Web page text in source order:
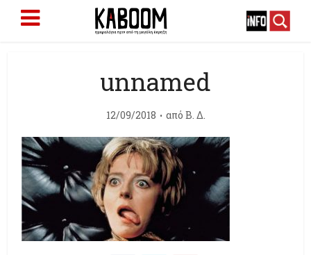
unnamed
12/09/2018 από Β. Δ.